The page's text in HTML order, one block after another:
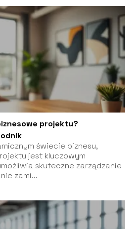
projektu?
świecie biznesu,
jest kluczowym
skuteczne zarządzanie
zami...